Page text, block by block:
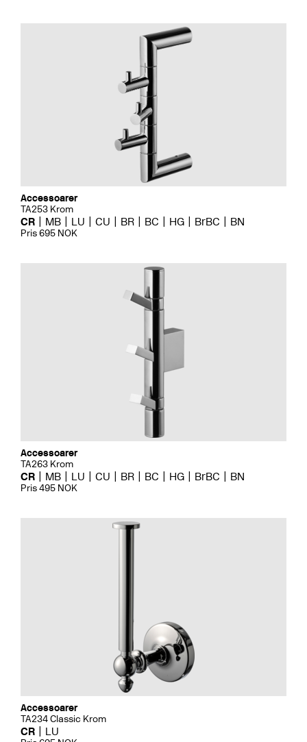
Accessoarer
TA253 Krom
CR MB LU CU BR BC HG BrBC BN
Pris 695 NOK
Accessoarer
TA263 Krom
CR MB LU CU BR BC HG BrBC BN
Pris 495 NOK
Accessoarer
TA234 Classic Krom
CR LU